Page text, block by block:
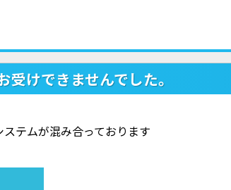
受けできませんでした。
テムが混み合っております